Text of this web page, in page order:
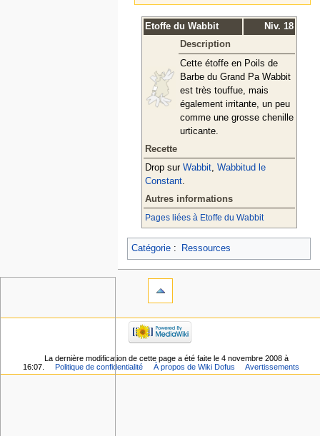
Etoffe du Wabbit
Niv. 18
Description
Cette étoffe en Poils de
Barbe du Grand Pa Wabbit
est très touffue, mais
également irritante, un peu
comme une grosse chenille
urticante.
Recette
Drop sur Wabbit, Wabbitud le
Constant.
Autres informations
Pages liées à Etoffe du Wabbit
Catégorie: Ressources
La dernière modification de cette page a été faite le 4 novembre 2008 à
16:07.
Politique de confidentialité À propos de Wiki Dofus Avertissements